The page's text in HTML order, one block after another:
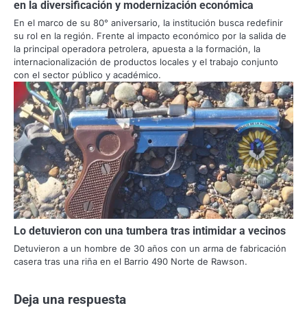
en la diversificación y modernización económica
En el marco de su 80° aniversario, la institución busca redefinir
su rol en la región. Frente al impacto económico por la salida de
la principal operadora petrolera, apuesta a la formación, la
internacionalización de productos locales y el trabajo conjunto
con el sector público y académico.
Lo detuvieron con una tumbera tras intimidar a vecinos
Detuvieron a un hombre de 30 años con un arma de fabricación
casera tras una riña en el Barrio 490 Norte de Rawson.
Deja una respuesta